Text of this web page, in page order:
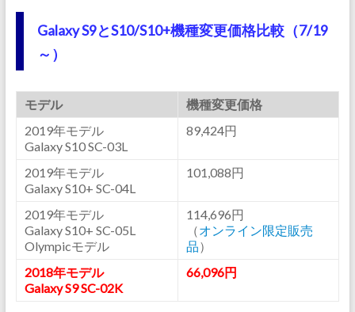
Galaxy S9とS10/S10+機種変更価格比較（7/19
～）
モデル
機種変更価格
2019年モデル
Galaxy S10 SC-03L
89,424円
2019年モデル
Galaxy S10+ SC-04L
101,088円
2019年モデル
Galaxy S10+ SC-05L
Olympicモデル
114,696円
（オンライン限定販売
品）
2018年モデル
Galaxy S9 SC-02K
66,096円